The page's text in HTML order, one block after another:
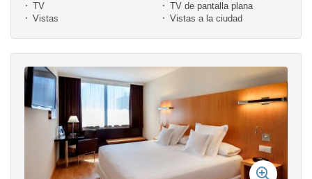
TV
TV de pantalla plana
Vistas
Vistas a la ciudad